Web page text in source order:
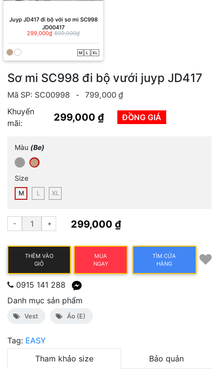
Juyp JD417 đi bộ với sơ mi SC998
JD00417
299,000₫ 699,000₫
M L XL
Sơ mi SC998 đi bộ vưới juyp JD417
Mã SP: SC00998 - 799,000 ₫
Khuyến
mãi:
299,000 ₫ ĐỒNG GIÁ
Màu (Be)
Size
M L XL
- + 299,000 ₫
THÊM VÀO
GIỎ
MUA
NGAY
TÌM CỬA
HÀNG
0915 141 288
Danh mục sản phẩm
Vest Áo (E)
Tag: EASY
Tham khảo size
Bảo quản